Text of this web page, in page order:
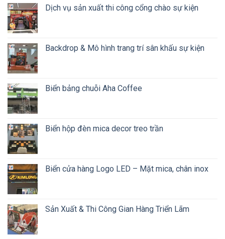
Dịch vụ sản xuất thi công cổng chào sự kiện
Backdrop & Mô hình trang trí sân khấu sự kiện
Biển bảng chuỗi Aha Coffee
Biển hộp đèn mica decor treo trần
Biển cửa hàng Logo LED – Mặt mica, chân inox
Sản Xuất & Thi Công Gian Hàng Triển Lãm